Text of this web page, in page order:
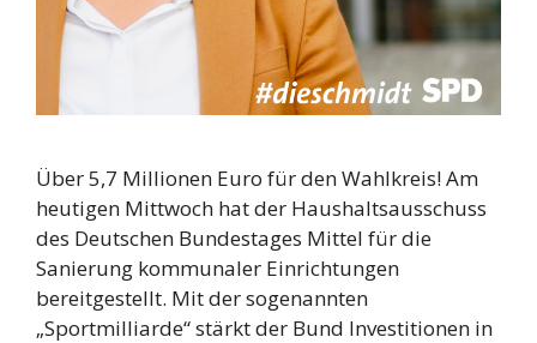
Über 5,7 Millionen Euro für den Wahlkreis! Am
heutigen Mittwoch hat der Haushaltsausschuss
des Deutschen Bundestages Mittel für die
Sanierung kommunaler Einrichtungen
bereitgestellt. Mit der sogenannten
„Sportmilliarde“ stärkt der Bund Investitionen in